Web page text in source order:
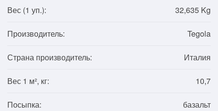
Вес (1 уп.): 32,635 Kg
Производитель: Tegola
Страна производитель: Италия
Вес 1 м², кг: 10,7
Посыпка: базальт